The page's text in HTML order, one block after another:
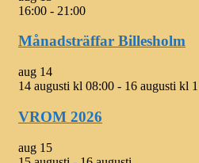
16:00 - 21:00
Månadsträffar Billesholm
aug 14
14 augusti kl 08:00 - 16 augusti kl
VROM 2026
aug 15